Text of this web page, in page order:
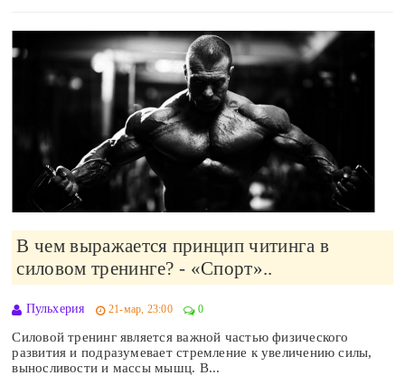
В чем выражается принцип читинга в
силовом тренинге? - «Спорт»..
Пульхерия 21-мар, 23:00 0
Силовой тренинг является важной частью физического
развития и подразумевает стремление к увеличению силы,
выносливости и массы мышц. В...